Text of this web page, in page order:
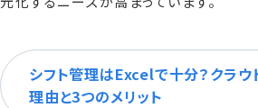
シフト管理はExcelで十分？クラウ
理由と3つのメリット